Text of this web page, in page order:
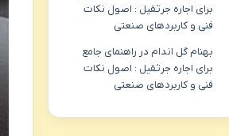
برای اجاره جرثقیل : اصول نکات
فنی و کاربردهای صنعتی
بهنام گل اندام در راهنمای جامع
برای اجاره جرثقیل : اصول نکات
فنی و کاربردهای صنعتی